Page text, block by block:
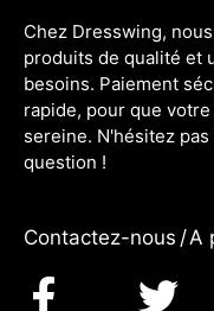
Chez Dresswing,
produits de qualité et
besoins. Paiement
rapide, pour que
sereine. N'hésitez
question !
Contactez-nous /A